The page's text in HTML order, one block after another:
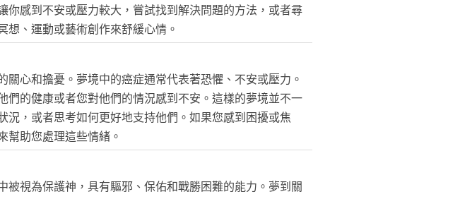
感到不安或壓力較大，嘗試找到解決問題的方法，或者尋
想、運動或藝術創作來舒緩心情。
心和擔憂。夢境中的癌症通常代表著恐懼、不安或壓力。
的健康或者您對他們的情況感到不安。這樣的夢境並不一
，或者思考如何更好地支持他們。如果您感到困擾或焦
幫助您處理這些情緒。
視為保護神，具有驅邪、保佑和戰勝困難的能力。夢到關